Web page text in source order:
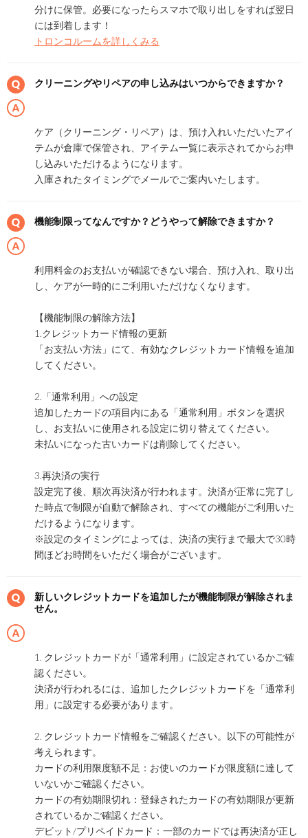
分けに保管。必要になったらスマホで取り出しをすれば翌日
には到着します！
トロンコルームを詳しくみる
クリーニングやリペアの申し込みはいつからできますか？
ケア（クリーニング・リペア）は、預け入れいただいたアイ
テムが倉庫で保管され、アイテム一覧に表示されてからお申
し込みいただけるようになります。
入庫されたタイミングでメールでご案内いたします。
機能制限ってなんですか？どうやって解除できますか？
利用料金のお支払いが確認できない場合、預け入れ、取り出
し、ケアが一時的にご利用いただけなくなります。
【機能制限の解除方法】
1.クレジットカード情報の更新
「お支払い方法」にて、有効なクレジットカード情報を追加
してください。
2.「通常利用」への設定
追加したカードの項目内にある「通常利用」ボタンを選択
し、お支払いに使用される設定に切り替えてください。
未払いになった古いカードは削除してください。
3.再決済の実行
設定完了後、順次再決済が行われます。決済が正常に完了し
た時点で制限が自動で解除され、すべての機能がご利用いた
だけるようになります。
※設定のタイミングによっては、決済の実行まで最大で30時
間ほどお時間をいただく場合がございます。
新しいクレジットカードを追加したが機能制限が解除されま
せん。
1. クレジットカードが「通常利用」に設定されているかご確
認ください。
決済が行われるには、追加したクレジットカードを「通常利
用」に設定する必要があります。
2. クレジットカード情報をご確認ください。以下の可能性が
考えられます。
カードの利用限度額不足：お使いのカードが限度額に達して
いないかご確認ください。
カードの有効期限切れ：登録されたカードの有効期限が更新
されているかご確認ください。
デビット/プリペイドカード：一部のカードでは再決済が正し